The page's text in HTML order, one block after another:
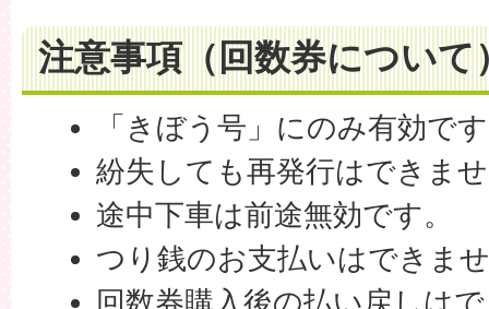
注意事項（回数券について
「きぼう号」にのみ有効で
紛失しても再発行はできま
途中下車は前途無効です。
つり銭のお支払いはできま
回数券購入後の払い戻しは